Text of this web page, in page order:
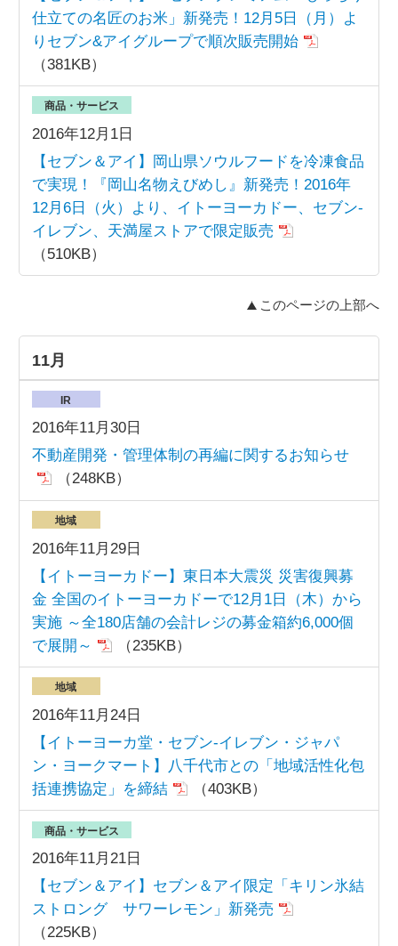
仕立ての名匠のお米」新発売！12月5日（月）よ
りセブン&アイグループで順次販売開始
（381KB）
2016年12月1日
商品・サービス
【セブン＆アイ】岡山県ソウルフードを冷凍食品
で実現！『岡山名物えびめし』新発売！2016年
12月6日（火）より、イトーヨーカドー、セブン‐
イレブン、天満屋ストアで限定販売
（510KB）
このページの上部へ
11月
2016年11月30日
IR
不動産開発・管理体制の再編に関するお知らせ
（248KB）
2016年11月29日
地域
【イトーヨーカドー】東日本大震災 災害復興募
金 全国のイトーヨーカドーで12月1日（木）から
実施 ～全180店舗の会計レジの募金箱約6,000個
で展開～
（235KB）
2016年11月24日
地域
【イトーヨーカ堂・セブン‐イレブン・ジャパ
ン・ヨークマート】八千代市との「地域活性化包
括連携協定」を締結
（403KB）
2016年11月21日
商品・サービス
【セブン＆アイ】セブン＆アイ限定「キリン氷結
ストロング サワーレモン」新発売
（225KB）